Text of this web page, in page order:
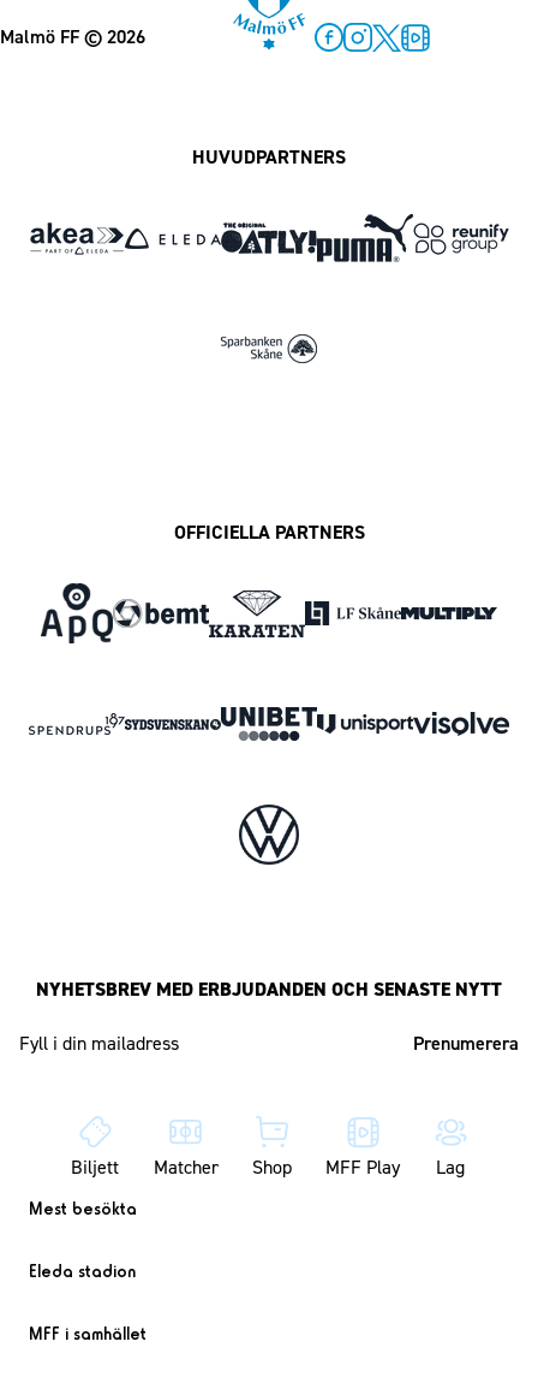
Malmö FF© 2026
HUVUDPARTNERS
OFFICIELLA PARTNERS
NYHETSBREV MED ERBJUDANDEN OCH SENASTE NYTT
Biljett Matcher Shop MFF Play Lag
Mest besökta
Eleda stadion
MFF i samhället